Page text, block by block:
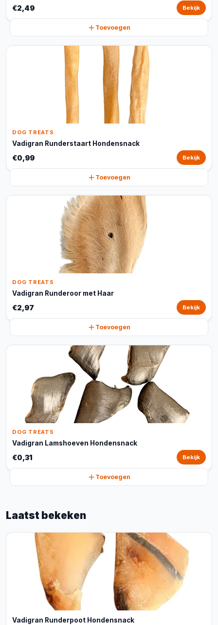
€2,49 Bekijk
Toevoegen
DOG TREATS
Vadigran Runderstaart Hondensnack
€0,99 Bekijk
Toevoegen
DOG TREATS
Vadigran Runderoor met Haar
€2,97 Bekijk
Toevoegen
DOG TREATS
Vadigran Lamshoeven Hondensnack
€0,31 Bekijk
Toevoegen
Laatst bekeken
Vadigran Runderpoot Hondensnack